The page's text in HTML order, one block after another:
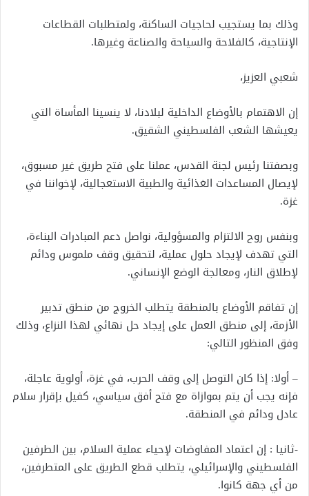
وذلك بما يستجيب لحاجيات الساكنة، ولمتطلبات القطاعات
الإنتاجية، كالفلاحة والسياحة والصناعة وغيرها.
شعبي العزيز،
إن الاهتمام بالأوضاع الداخلية لبلادنا، لا ينسينا المأساة التي
يعيشها الشعب الفلسطيني الشقيق.
وبصفتنا رئيس لجنة القدس، عملنا على فتح طريق غير مسبوق،
لإيصال المساعدات الغذائية والطبية الاستعجالية، لإخواننا في
غزة.
وبنفس روح الالتزام والمسؤولية، نواصل دعم المبادرات البناءة،
التي تهدف لإيجاد حلول عملية، لتحقيق وقف ملموس ودائم
لإطلاق النار، ومعالجة الوضع الإنساني.
إن تفاقم الأوضاع بالمنطقة يتطلب الخروج من منطق تدبير
الأزمة، إلى منطق العمل على إيجاد حل نهائي لهذا النزاع، وذلك
وفق المنظور التالي:
– أولا: إذا كان التوصل إلى وقف الحرب، في غزة، أولوية عاجلة،
فإنه يجب أن يتم بموازاة مع فتح أفق سياسي، كفيل بإقرار سلام
عادل ودائم في المنطقة.
-ثانيا : إن اعتماد المفاوضات لإحياء عملية السلام، بين الطرفين
الفلسطيني والإسرائيلي، يتطلب قطع الطريق على المتطرفين،
من أي جهة كانوا.